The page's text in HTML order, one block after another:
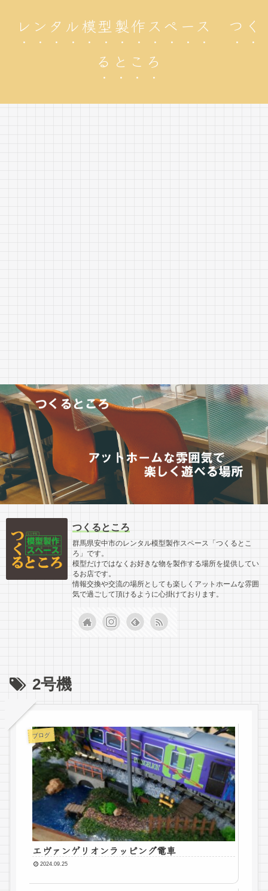
レンタル模型製作スペース つく
るところ
つくるところ
群馬県安中市のレンタル模型製作スペース「つくるとこ
ろ」です。
模型だけではなくお好きな物を製作する場所を提供してい
るお店です。
情報交換や交流の場所としても楽しくアットホームな雰囲
気で過ごして頂けるように心掛けております。
2号機
ブログ
エヴァンゲリオンラッピング電車
2024.09.25